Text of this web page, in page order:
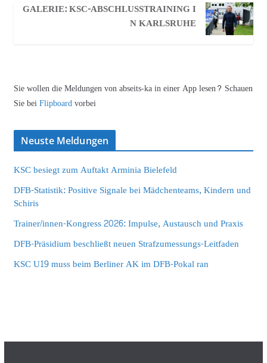
GALERIE: KSC-ABSCHLUSSTRAINING I
N KARLSRUHE
Sie wollen die Meldungen von abseits-ka in einer App lesen? Schauen
Sie beiFlipboardvorbei
Neuste Meldungen
KSC besiegt zum Auftakt Arminia Bielefeld
DFB-Statistik: Positive Signale bei Mädchenteams, Kindern und
Schiris
Trainer/innen-Kongress 2026: Impulse, Austausch und Praxis
DFB-Präsidium beschließt neuen Strafzumessungs-Leitfaden
KSC U19 muss beim Berliner AK im DFB-Pokal ran